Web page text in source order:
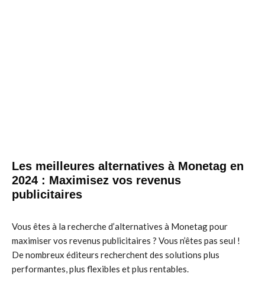
Les meilleures alternatives à Monetag en
2024 : Maximisez vos revenus
publicitaires
Vous êtes à la recherche d’alternatives à Monetag pour
maximiser vos revenus publicitaires ? Vous n’êtes pas seul !
De nombreux éditeurs recherchent des solutions plus
performantes, plus flexibles et plus rentables.